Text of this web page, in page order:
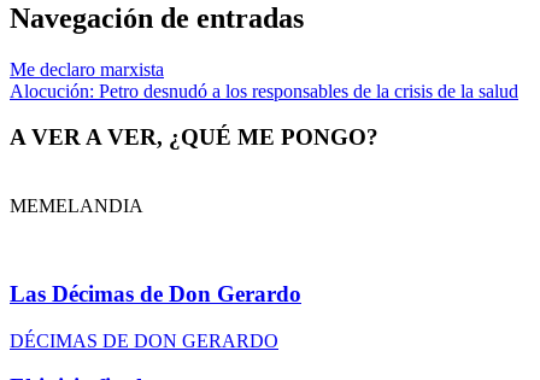
Navegación de entradas
Me declaro marxista
Alocución: Petro desnudó a los responsables de la crisis de la salud
A VER A VER, ¿QUÉ ME PONGO?
MEMELANDIA
Las Décimas de Don Gerardo
DÉCIMAS DE DON GERARDO